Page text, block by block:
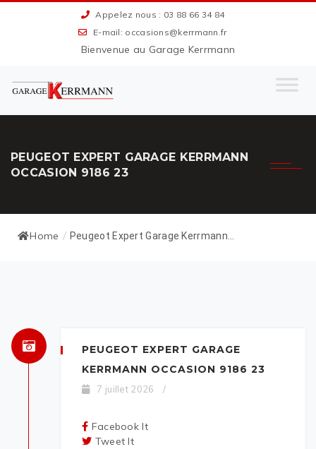
Appelez nous : 03 88 66 34 84
E-mail: occasions@kerrmann.fr
Bienvenue au Garage Kerrmann
PEUGEOT EXPERT GARAGE KERRMANN
OCCASION 9186 23
Home / Peugeot Expert Garage Kerrmann...
PEUGEOT EXPERT GARAGE
KERRMANN OCCASION 9186 23
7 juillet 2026 /
Facebook It
Tweet It